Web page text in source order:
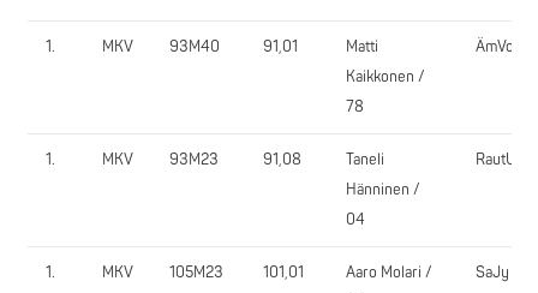
1. MKV 93M40 91,01
Matti
Kaikkonen /
78
ÄmVoima
1. MKV 93M23 91,08
Taneli
Hänninen /
04
RautU
1. MKV 105M23 101,01
Aaro Molari /
SaJy